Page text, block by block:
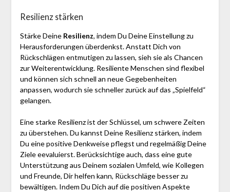
Resilienz stärken
Stärke Deine Resilienz, indem Du Deine Einstellung zu
Herausforderungen überdenkst. Anstatt Dich von
Rückschlägen entmutigen zu lassen, sieh sie als Chancen
zur Weiterentwicklung. Resiliente Menschen sind flexibel
und können sich schnell an neue Gegebenheiten
anpassen, wodurch sie schneller zurück auf das „Spielfeld“
gelangen.
Eine starke Resilienz ist der Schlüssel, um schwere Zeiten
zu überstehen. Du kannst Deine Resilienz stärken, indem
Du eine positive Denkweise pflegst und regelmäßig Deine
Ziele eevaluierst. Berücksichtige auch, dass eine gute
Unterstützung aus Deinem sozialen Umfeld, wie Kollegen
und Freunde, Dir helfen kann, Rückschläge besser zu
bewältigen. Indem Du Dich auf die positiven Aspekte